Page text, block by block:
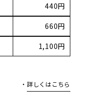
詳しくはこちら
440円
660円
1,100円